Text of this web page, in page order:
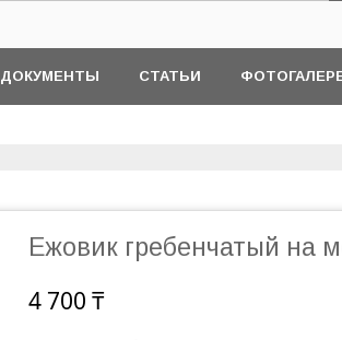
ДОКУМЕНТЫ СТАТЬИ
Ежовик гребенчатый на
4 700 ₸